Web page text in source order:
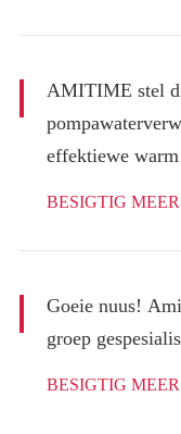
AMITIME stel
effektiewe
BESIGTIG MEER
Goeie nuus!
groep
BESIGTIG MEER